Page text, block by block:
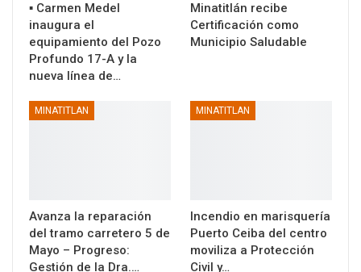
▪️ Carmen Medel
inaugura el
equipamiento del Pozo
Profundo 17-A y la
nueva línea de…
Minatitlán recibe
Certificación como
Municipio Saludable
MINATITLAN
Avanza la reparación
del tramo carretero 5 de
Mayo – Progreso:
Gestión de la Dra.…
MINATITLAN
Incendio en marisquería
Puerto Ceiba del centro
moviliza a Protección
Civil y…